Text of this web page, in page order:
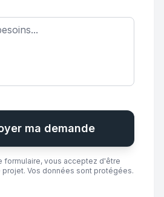
ma demande
formulaire, vous acceptez d'être
Vos données sont protégées.